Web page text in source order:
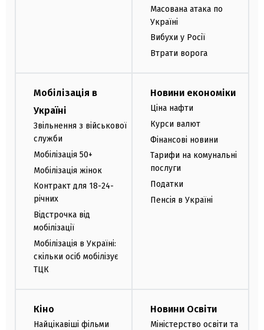
Масована атака по
Україні
Вибухи у Росії
Втрати ворога
Мобілізація в
Україні
Звільнення з військової
служби
Мобілізація 50+
Мобілізація жінок
Контракт для 18-24-
річних
Відстрочка від
мобілізації
Мобілізація в Україні:
скільки осіб мобілізує
ТЦК
Новини економіки
Ціна нафти
Курси валют
Фінансові новини
Тарифи на комунальні
послуги
Податки
Пенсія в Україні
Кіно
Найцікавіші фільми
Новини Освіти
Міністерство освіти та